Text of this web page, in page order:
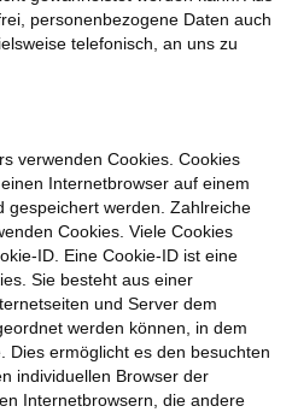
personenbezogene Daten auch
telefonisch, an uns zu
verwenden Cookies. Cookies
Internetbrowser auf einem
gespeichert werden. Zahlreiche
Cookies. Viele Cookies
ID. Eine Cookie-ID ist eine
Sie besteht aus einer
und Server dem
werden können, in dem
Dies ermöglicht es den besuchten
individuellen Browser der
Internetbrowsern, die andere